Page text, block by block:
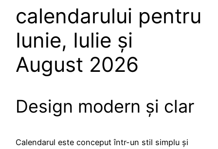
calendarului pentru
Iunie, Iulie și
August 2026
Design modern și clar
Calendarul este conceput într-un stil simplu și